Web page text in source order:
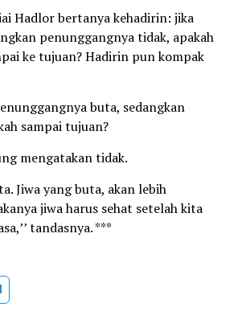
Hadlor bertanya kehadirin: jika
penunggangnya tidak, apakah
ke tujuan? Hadirin pun kompak
buta, sedangkan
sampai tujuan?
mengatakan tidak.
Jiwa yang buta, akan lebih
jiwa harus sehat setelah kita
tandasnya. ***